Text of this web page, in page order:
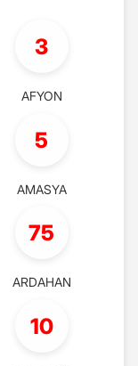
3
AFYON
5
AMASYA
75
ARDAHAN
10